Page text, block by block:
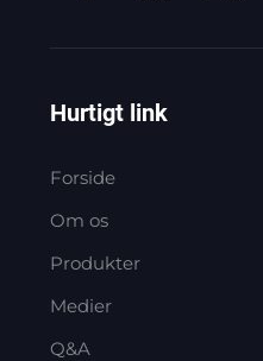
Hurtigt link
Forside
Om os
Produkter
Medier
Q&A